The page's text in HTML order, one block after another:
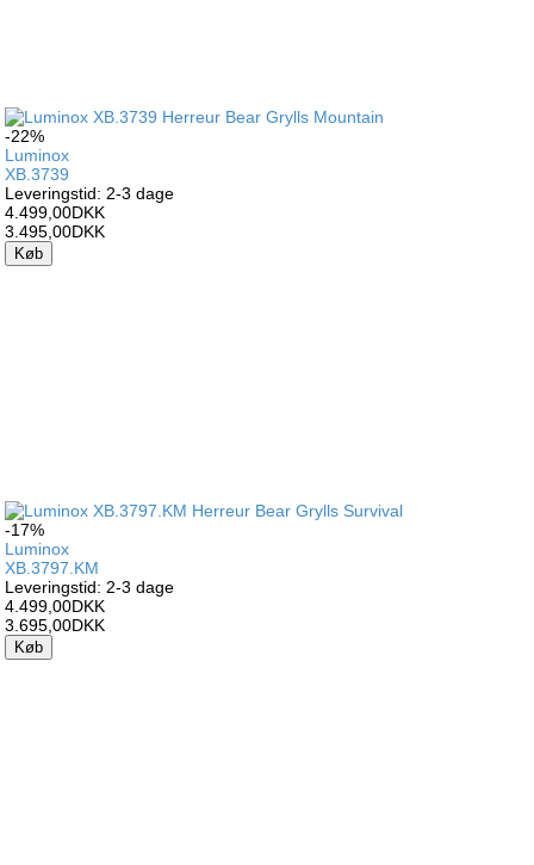
-22%
Luminox
XB.3739
Leveringstid: 2-3 dage
4.499,00DKK
3.495,00DKK
Køb
-17%
Luminox
XB.3797.KM
Leveringstid: 2-3 dage
4.499,00DKK
3.695,00DKK
Køb